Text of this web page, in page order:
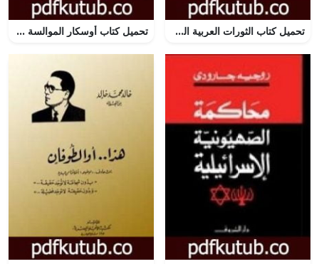
تحميل كتاب الثورات العربية الجديدة المسار والمصير PDF تأليف السيد ولد أباه مجانا [كامل] تحميل كتاب أوسكار الموالسة PDF تأليف بلال فضل مجانا [كامل]